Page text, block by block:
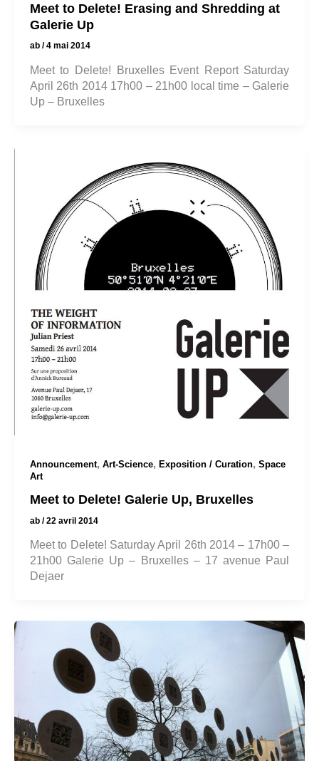
Meet to Delete! Erasing and Shredding at
Galerie Up
ab /4 mai 2014
Meet to Delete! Bruxelles Event Report Saturday
April 26th 2014 17h00 – 21h00 local time – Galerie
Up – Bruxelles
Announcement, Art-Science, Exposition / Curation, Space
Art
Meet to Delete! Galerie Up, Bruxelles
ab /22 avril 2014
Meet to Delete! Saturday April 26th 2014 – 17h00 –
21h00 Galerie Up – Bruxelles – 17 avenue Paul
Dejaer